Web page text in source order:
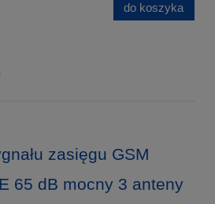
do koszyka
zasięgu GSM
65 dB mocny 3 anteny